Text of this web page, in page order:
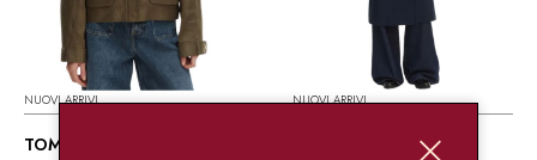
NUOVI ARRIVI
TOMMY HILFIGER
NUOVI ARRIVI
TOMMY HILFIGER